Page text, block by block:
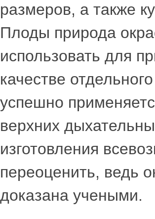
размеров, а также
Плоды природа
использовать для
качестве
успешно
верхних
изготовления
переоценить, ведь
доказана учеными.